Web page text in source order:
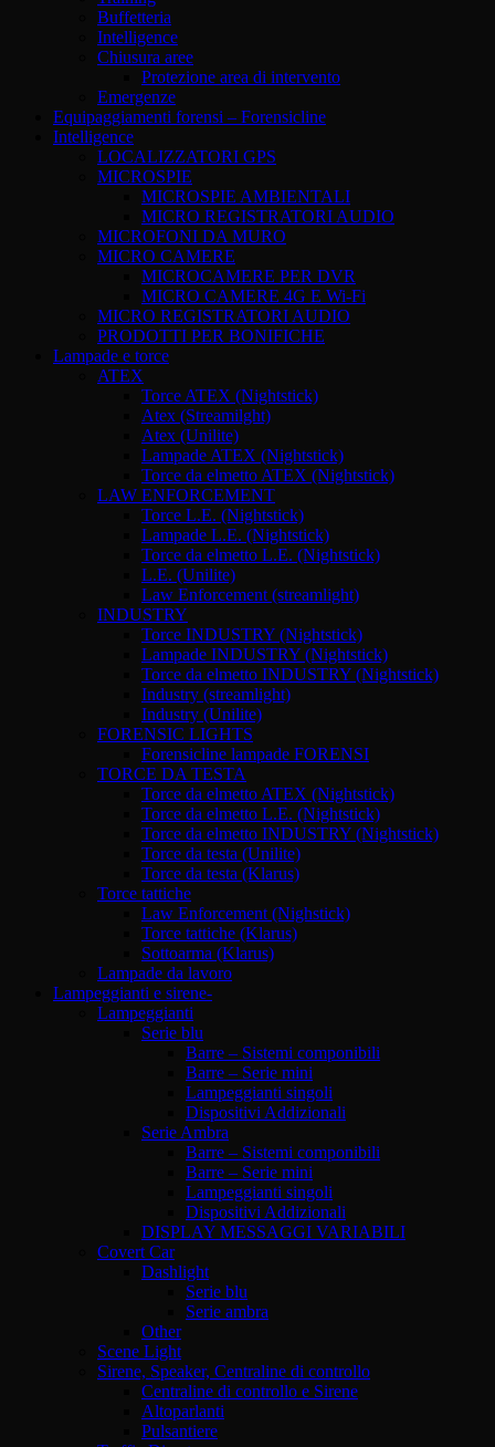
Buffetteria
Intelligence
Chiusura aree
Protezione area di intervento
Emergenze
Equipaggiamenti forensi – Forensicline
Intelligence
LOCALIZZATORI GPS
MICROSPIE
MICROSPIE AMBIENTALI
MICRO REGISTRATORI AUDIO
MICROFONI DA MURO
MICRO CAMERE
MICROCAMERE PER DVR
MICRO CAMERE 4G E Wi-Fi
MICRO REGISTRATORI AUDIO
PRODOTTI PER BONIFICHE
Lampade e torce
ATEX
Torce ATEX (Nightstick)
Atex (Streamilght)
Atex (Unilite)
Lampade ATEX (Nightstick)
Torce da elmetto ATEX (Nightstick)
LAW ENFORCEMENT
Torce L.E. (Nightstick)
Lampade L.E. (Nightstick)
Torce da elmetto L.E. (Nightstick)
L.E. (Unilite)
Law Enforcement (streamlight)
INDUSTRY
Torce INDUSTRY (Nightstick)
Lampade INDUSTRY (Nightstick)
Torce da elmetto INDUSTRY (Nightstick)
Industry (streamlight)
Industry (Unilite)
FORENSIC LIGHTS
Forensicline lampade FORENSI
TORCE DA TESTA
Torce da elmetto ATEX (Nightstick)
Torce da elmetto L.E. (Nightstick)
Torce da elmetto INDUSTRY (Nightstick)
Torce da testa (Unilite)
Torce da testa (Klarus)
Torce tattiche
Law Enforcement (Nighstick)
Torce tattiche (Klarus)
Sottoarma (Klarus)
Lampade da lavoro
Lampeggianti e sirene-
Lampeggianti
Serie blu
Barre – Sistemi componibili
Barre – Serie mini
Lampeggianti singoli
Dispositivi Addizionali
Serie Ambra
Barre – Sistemi componibili
Barre – Serie mini
Lampeggianti singoli
Dispositivi Addizionali
DISPLAY MESSAGGI VARIABILI
Covert Car
Dashlight
Serie blu
Serie ambra
Other
Scene Light
Sirene, Speaker, Centraline di controllo
Centraline di controllo e Sirene
Altoparlanti
Pulsantiere